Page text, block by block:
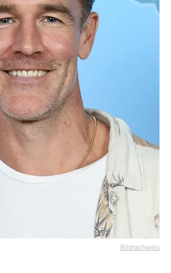
Bildnachweis